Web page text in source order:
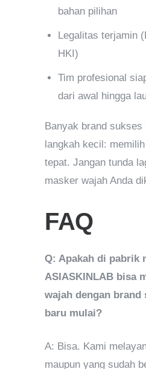
bahan pilihan
Legalitas terjamin
HKI)
Tim profesional
dari awal hingga
Banyak brand
langkah kecil:
tepat. Jangan tunda
masker wajah Anda
FAQ
Q: Apakah di pabrik
ASIASKINLAB bisa
wajah dengan brand
baru mulai?
A: Bisa. Kami
maupun yang sudah